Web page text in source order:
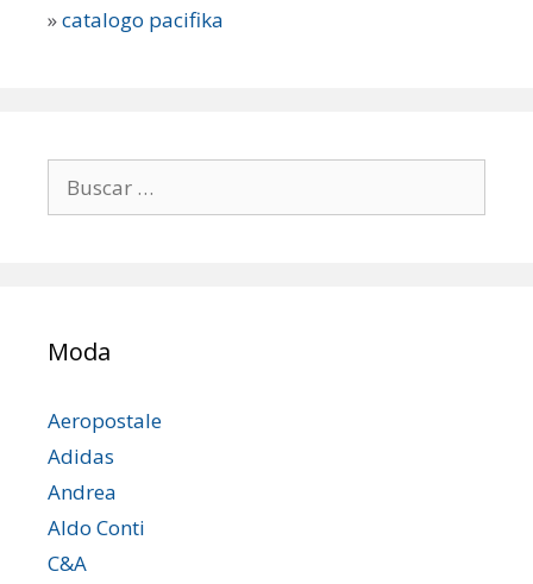
»catalogo pacifika
Moda
Aeropostale
Adidas
Andrea
Aldo Conti
C&A